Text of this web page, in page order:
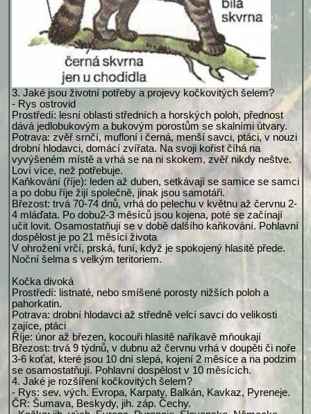
3. Jaké jsou životní potřeby a projevy kočkovitých šelem?
- Rys ostrovid
Prostředí: lesní oblasti středních a horských poloh, přednost
dává jedlobukovým a bukovým porostům se skalními útvary.
Potrava: zvěř srnčí, mufloní i černá, menší savci, ptáci, v nouzi
drobní hlodavci, domácí zvířata. Na svoji kořist číhá na
vyvýšeném místě a vrhá se na ni skokem, zvěř nikdy neštve.
Loví více, než potřebuje.
Kaňkování (říje): leden až duben, setkávají se samice se samci
a po dobu říje žijí společně, jinak jsou samotáři.
Březost: trvá 70-74 dnů, vrhá do pelechu v květnu až červnu 2-
4 mláďata. Po dobu2-3 měsíců jsou kojena, poté se začínají
učit lovit. Osamostatňují se v době dalšího kaňkování. Pohlavní
dospělost je po 21 měsíci života
V ohrožení vrčí, prská, funí, když je spokojený hlasitě přede.
Noční šelma s velkým teritoriem.
Kočka divoká
Prostředí: listnaté, nebo smíšené porosty nižších poloh a
pahorkatin.
Potrava: drobní hlodavci až středně velcí savci do velikosti
zajíce, ptáci
Říje: únor až březen, kocouři hlasitě naříkavě mňoukají
Březost: trvá 9 týdnů, v dubnu až červnu vrhá v doupěti či noře
3-6 koťat, které jsou 10 dní slepá, kojení 2 měsíce a na podzim
se osamostatňují. Pohlavní dospělost v 10 měsících.
4. Jaké je rozšíření kočkovitých šelem?
- Rys: sev. vých. Evropa, Karpaty, Balkán, Kavkaz, Pyreneje.
ČR: Šumava, Beskydy, jih. záp. Čechy.